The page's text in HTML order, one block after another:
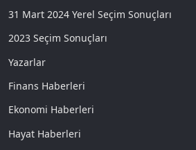
31 Mart 2024 Yerel Seçim Sonuçları
2023 Seçim Sonuçları
Yazarlar
Finans Haberleri
Ekonomi Haberleri
Hayat Haberleri